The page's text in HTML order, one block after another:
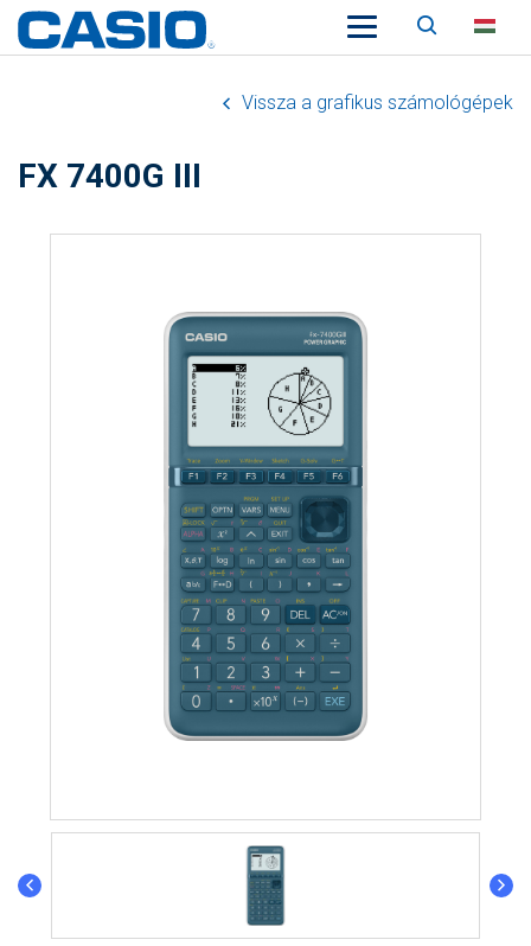
Keresés
Vissza a grafikus számológépek
FX 7400G III